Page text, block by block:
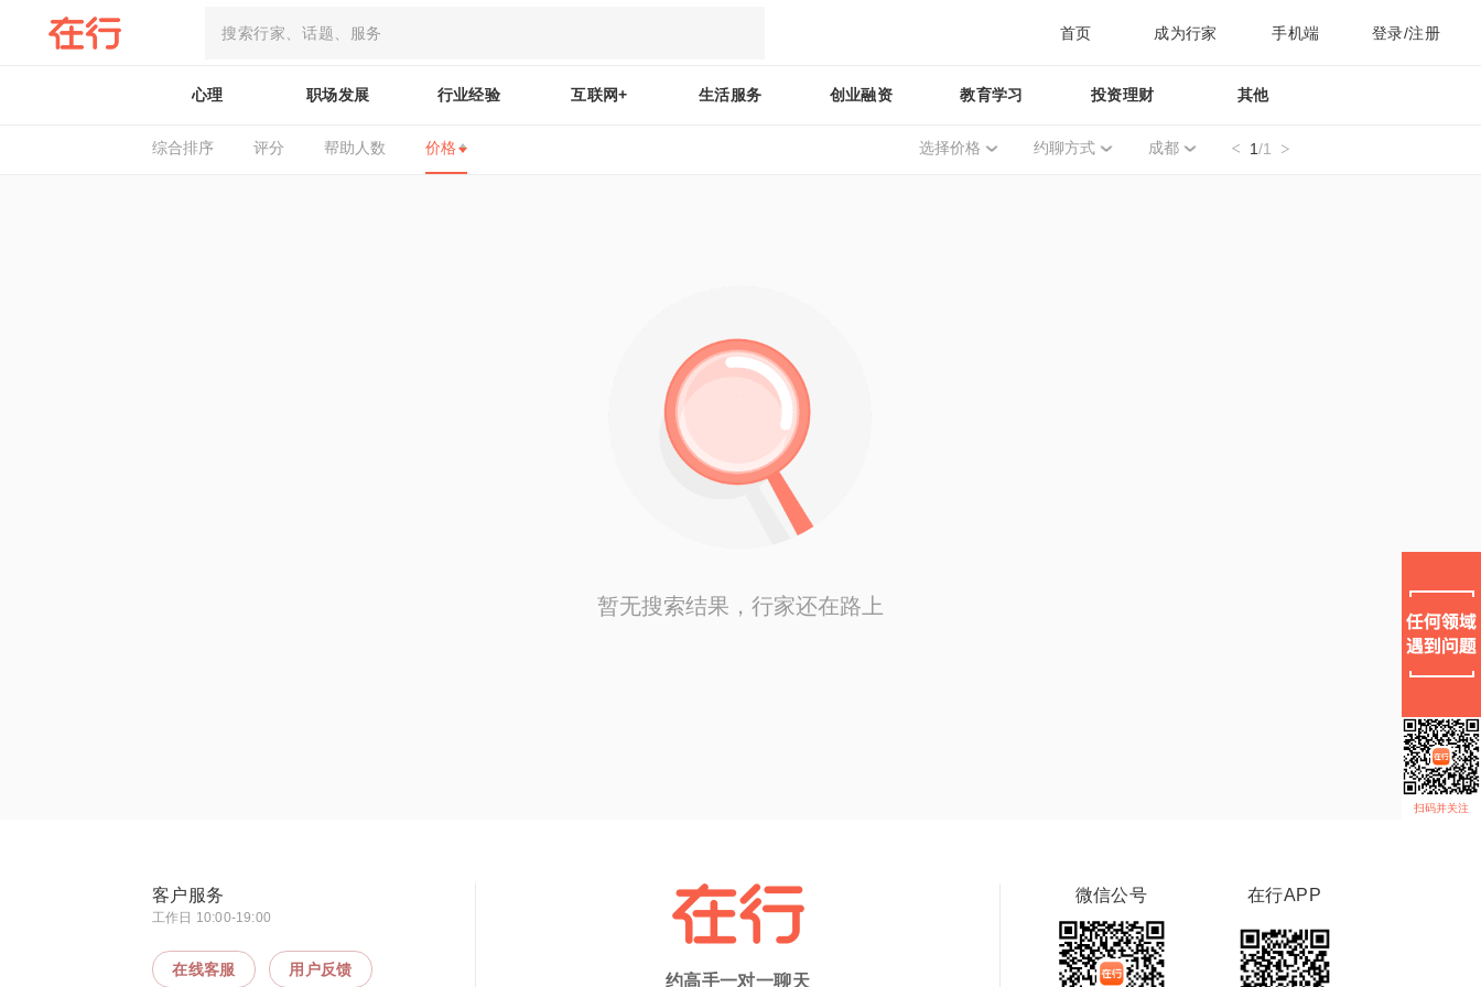
首页 成为行家 手机端 登录/注册
心理 职场发展 行业经验 互联网+ 生活服务 创业融资 教育学习 投资理财 其他
综合排序 评分 帮助人数 价格 选择价格 约聊方式 成都 1/1
暂无搜索结果，行家还在路上
扫码并关注
客户服务
工作日 10:00-19:00
在线客服 用户反馈
约高手一对一聊天
微信公号 在行APP